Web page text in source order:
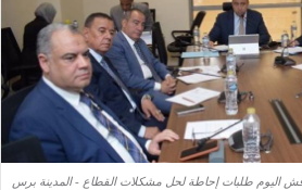
اليوم طلبات إحاطة لحل مشكلات القطاع - المدينة برس